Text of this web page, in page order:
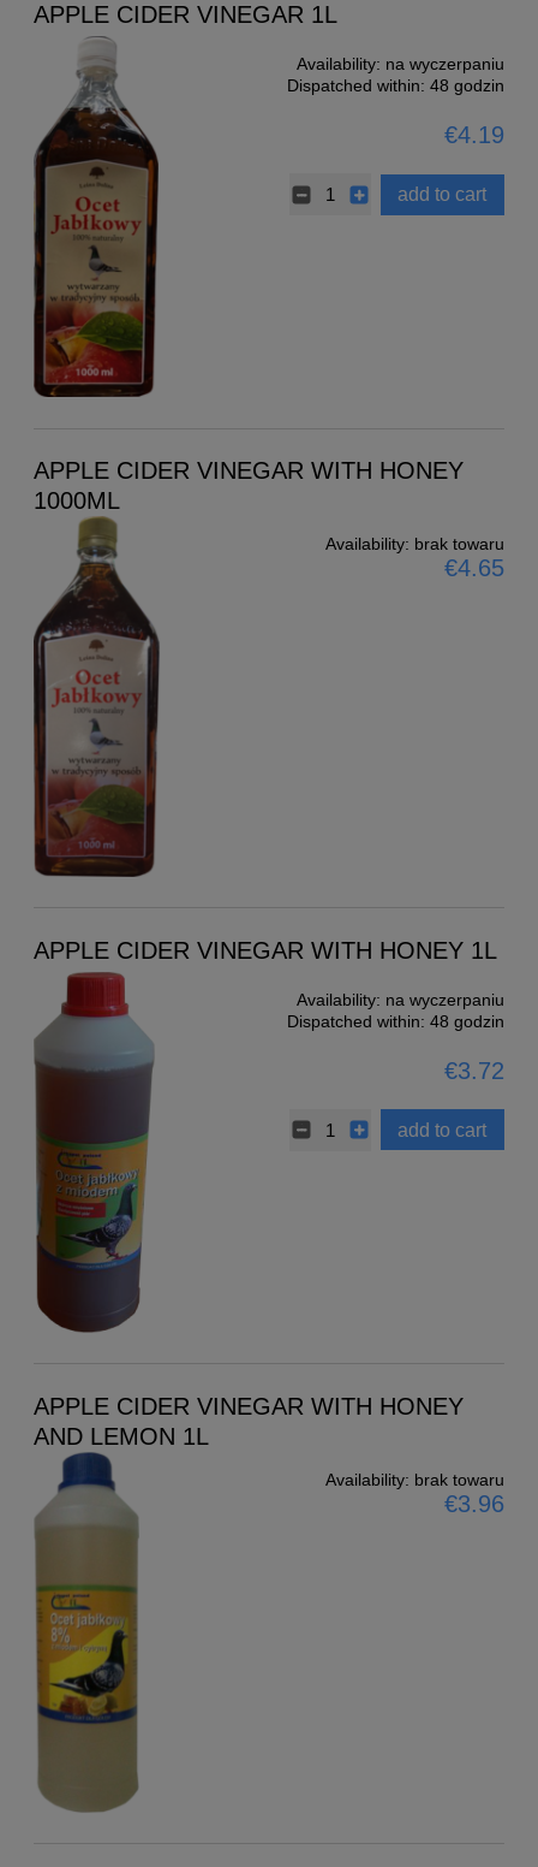
APPLE CIDER VINEGAR 1L
Availability: na wyczerpaniu
Dispatched within: 48 godzin
€4.19
add to cart
APPLE CIDER VINEGAR WITH HONEY
1000ML
Availability: brak towaru
€4.65
APPLE CIDER VINEGAR WITH HONEY 1L
Availability: na wyczerpaniu
Dispatched within: 48 godzin
€3.72
add to cart
APPLE CIDER VINEGAR WITH HONEY
AND LEMON 1L
Availability: brak towaru
€3.96